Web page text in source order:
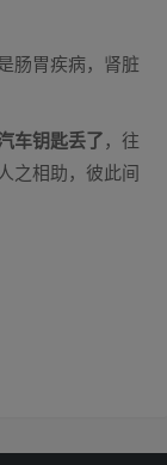
肠胃疾病，肾脏
车钥匙丢了 ，往
之相助，彼此间